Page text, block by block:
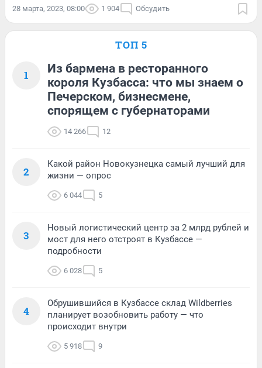
28 марта, 2023, 08:00 1 904 Обсудить
ТОП 5
1
Из бармена в ресторанного
короля Кузбасса: что мы знаем о
Печерском, бизнесмене,
спорящем с губернаторами
14 266 12
2
Какой район Новокузнецка самый лучший для
жизни — опрос
6 044 5
3
Новый логистический центр за 2 млрд рублей и
мост для него отстроят в Кузбассе —
подробности
6 028 5
4
Обрушившийся в Кузбассе склад Wildberries
планирует возобновить работу — что
происходит внутри
5 918 9